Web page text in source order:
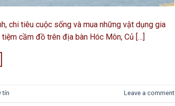
chi tiêu cuộc sống và mua những vật dụng gia
cầm đồ trên địa bàn Hóc Môn, Củ […]
tín Leave a comment